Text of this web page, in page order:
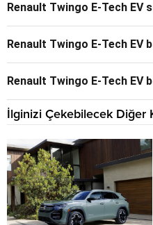
ulaşıyor.
Renault Twingo E-Tech EV
Renault Twingo E-Tech son
Renault Twingo E-Tech EV
Bu araçta LFP (Lityum Demir
Renault Twingo E-Tech EV
Renault Twingo E-Tech EV
İlginizi Çekebilecek Diğer